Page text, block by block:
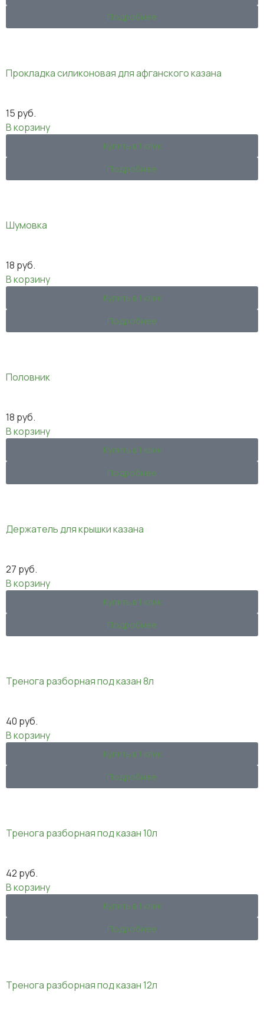
Подробнее
Прокладка силиконовая для афганского казана
15 руб.
В корзину
Купить в 1 клик
Подробнее
Шумовка
18 руб.
В корзину
Купить в 1 клик
Подробнее
Половник
18 руб.
В корзину
Купить в 1 клик
Подробнее
Держатель для крышки казана
27 руб.
В корзину
Купить в 1 клик
Подробнее
Тренога разборная под казан 8л
40 руб.
В корзину
Купить в 1 клик
Подробнее
Тренога разборная под казан 10л
42 руб.
В корзину
Купить в 1 клик
Подробнее
Тренога разборная под казан 12л